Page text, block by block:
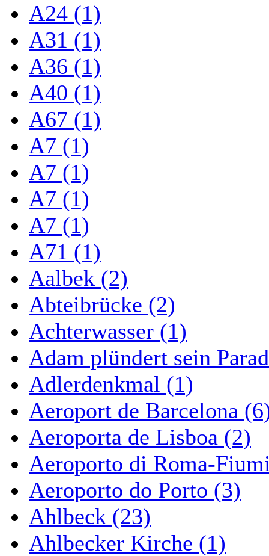
A24 (1)
A31 (1)
A36 (1)
A40 (1)
A67 (1)
A7 (1)
A7 (1)
A7 (1)
A7 (1)
A71 (1)
Aalbek (2)
Abteibrücke (2)
Achterwasser (1)
Adam plündert sein
Adlerdenkmal (1)
Aeroport de Barcelona
Aeroporta de Lisboa (2)
Aeroporto di Roma-
Aeroporto do Porto (3)
Ahlbeck (23)
Ahlbecker Kirche (1)